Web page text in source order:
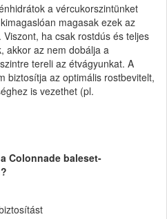
a vércukorszintünket
magasak ezek az
ha csak rostdús és teljes
akkor az nem dobálja a
tereli az étvágyunkat. A
biztosítja az optimális rostbevitelt,
is vezethet (pl.
Colonnade baleset-